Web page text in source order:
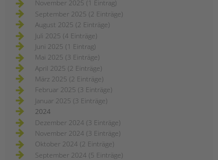
weiterlesenmädchenarbeit
an
der
adolf-
reichwein-
schule
November 2025 (1 Eintrag)
September 2025 (2 Einträge)
August 2025 (2 Einträge)
Juli 2025 (4 Einträge)
Juni 2025 (1 Eintrag)
Mai 2025 (3 Einträge)
April 2025 (2 Einträge)
März 2025 (2 Einträge)
Februar 2025 (3 Einträge)
Januar 2025 (3 Einträge)
2024
Dezember 2024 (3 Einträge)
November 2024 (3 Einträge)
Oktober 2024 (2 Einträge)
September 2024 (5 Einträge)